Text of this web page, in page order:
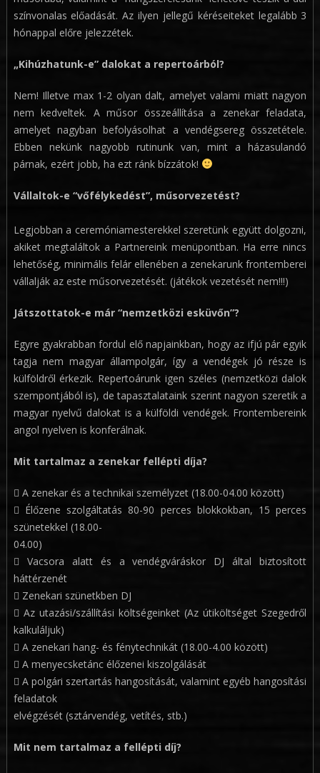
színvonalas előadását. Az ilyen jellegű kéréseiteket legalább 3
hónappal előre jelezzétek.
„Kihúzhatunk-e” dalokat a repertoárból?
Nem! Illetve max 1-2 olyan dalt, amelyet valami miatt nagyon
nem kedveltek. A műsor összeállítása a zenekar feladata,
amelyet nagyban befolyásolhat a vendégsereg összetétele.
Ebben nekünk nagyobb rutinunk van, mint a házasulandó
párnak, ezért jobb, ha ezt ránk bízzátok!
Vállaltok-e “vőfélykedést”, műsorvezetést?
Legjobban a ceremóniamesterekkel szeretünk együtt dolgozni,
akiket megtaláltok a Partnereink menüpontban. Ha erre nincs
lehetőség, minimális felár ellenében a zenekarunk frontemberei
vállalják az este műsorvezetését. (játékok vezetését nem!!!)
Játszottatok-e már “nemzetközi esküvőn”?
Egyre gyakrabban fordul elő napjainkban, hogy az ifjú pár egyik
tagja nem magyar állampolgár, így a vendégek jó része is
külföldről érkezik. Repertoárunk igen széles (nemzetközi dalok
szempontjából is), de tapasztalataink szerint nagyon szeretik a
magyar nyelvű dalokat is a külföldi vendégek. Frontembereink
angol nyelven is konferálnak.
Mit tartalmaz a zenekar fellépti díja?
 A zenekar és a technikai személyzet (18.00-04.00 között)
 Élőzene szolgáltatás 80-90 perces blokkokban, 15 perces
szünetekkel (18.00-
04.00)
 Vacsora alatt és a vendégváráskor DJ által biztosított
háttérzenét
 Zenekari szünetkben DJ
 Az utazási/szállítási költségeinket (Az útiköltséget Szegedről
kalkuláljuk)
 A zenekari hang- és fénytechnikát (18.00-4.00 között)
 A menyecsketánc élőzenei kiszolgálását
 A polgári szertartás hangosítását, valamint egyéb hangosítási
feladatok
elvégzését (sztárvendég, vetítés, stb.)
Mit nem tartalmaz a fellépti díj?